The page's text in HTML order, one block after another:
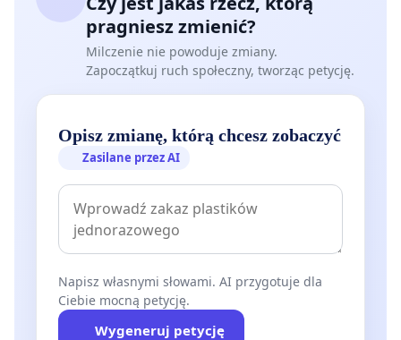
pragniesz zmienić?
Milczenie nie powoduje zmiany.
Zapoczątkuj ruch społeczny, tworząc petycję.
Opisz zmianę, którą chcesz zobaczyć
Zasilane przez AI
Napisz własnymi słowami. AI przygotuje dla
Ciebie mocną petycję.
Wygeneruj petycję